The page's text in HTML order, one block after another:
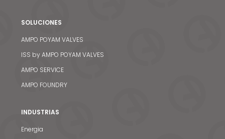
SOLUCIONES
AMPO POYAM VALVES
ISS by AMPO POYAM VALVES
AMPO SERVICE
AMPO FOUNDRY
INDUSTRIAS
Energia